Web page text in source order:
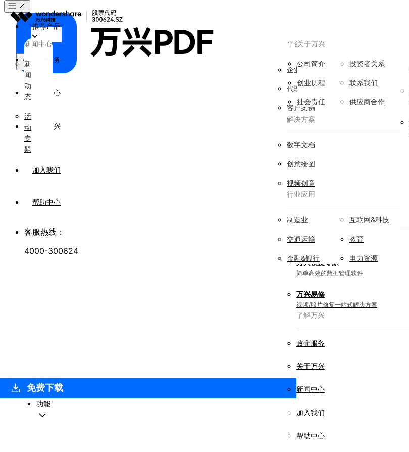
推荐产品
AIGC数字创意
视频创意
万兴剧厂
AI驱动的一站式精品影视内容创作平
台
万兴喵影
AI赋能，你也是剪辑大师
万兴天幕
Wondershare SelfyzAI
实用工具
实用工具
万兴恢复专家
简单高效的数据管理软件
万兴易修
视频/照片修复一站式解决方案
了解万兴
政企服务
关于万兴
新闻中心
加入我们
帮助中心
政企服务
平台服务
企业用户
代理商
客户案例
解决方案
数字文档
创意绘图
视频创意
行业应用
制造业
交通运输
金融&银行
互联网&科技
教育
电力资源
新闻中心
新闻中心
新
闻
动
态
活
动
专
题
关于万兴
关于万兴
公司简介
创业历程
社会责任
投资者关系
联系我们
供应商合作
加入我们
帮助中心
客服热线：
4000-300624
免费下载
功能